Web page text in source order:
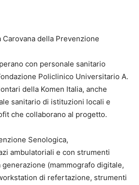
della Prevenzione
con personale sanitario
Policlinico Universitario A.
della Komen Italia, anche
sanitario di istituzioni locali e
che collaborano al progetto.
Senologica,
ambulatoriali e con strumenti
(mammografo digitale,
di refertazione, strumenti